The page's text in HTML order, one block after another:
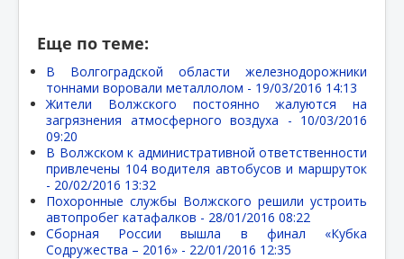
Еще по теме:
В Волгоградской области железнодорожники
тоннами воровали металлолом - 19/03/2016 14:13
Жители Волжского постоянно жалуются на
загрязнения атмосферного воздуха - 10/03/2016
09:20
В Волжском к административной ответственности
привлечены 104 водителя автобусов и маршруток
- 20/02/2016 13:32
Похоронные службы Волжского решили устроить
автопробег катафалков - 28/01/2016 08:22
Сборная России вышла в финал «Кубка
Содружества – 2016» - 22/01/2016 12:35